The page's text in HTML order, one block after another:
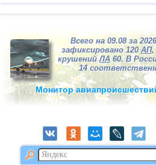
Всего на 09.08 за
зафиксировано 120 АП,
крушенийЛА 60. В
14
Монитор